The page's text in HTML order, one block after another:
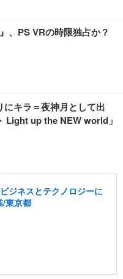
、PS VRの時限独占か？
にキラ＝夜神月として出
up the NEW world」
ジネスとテクノロジーに
/東京都